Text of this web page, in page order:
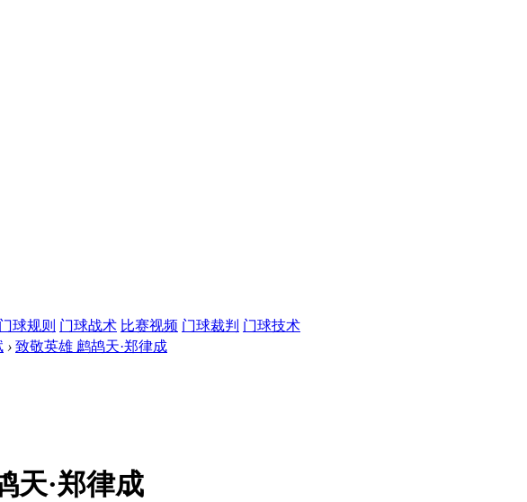
门球规则 门球战术 比赛视频 门球裁判 门球技术
› 致敬英雄 鹧鸪天·郑律成
天·郑律成